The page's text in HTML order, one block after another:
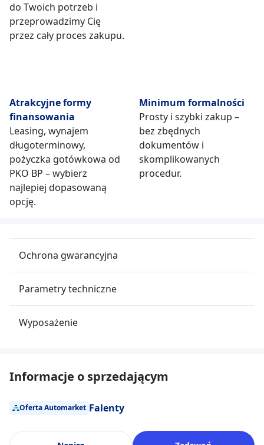
do Twoich potrzeb i
przeprowadzimy Cię
przez cały proces zakupu.
Atrakcyjne formy
finansowania
Leasing, wynajem
długoterminowy,
pożyczka gotówkowa od
PKO BP – wybierz
najlepiej dopasowaną
opcję.
Minimum formalności
Prosty i szybki zakup –
bez zbędnych
dokumentów i
skomplikowanych
procedur.
Ochrona gwarancyjna
Parametry techniczne
Wyposażenie
Informacje o sprzedającym
Oferta Automarket Falenty